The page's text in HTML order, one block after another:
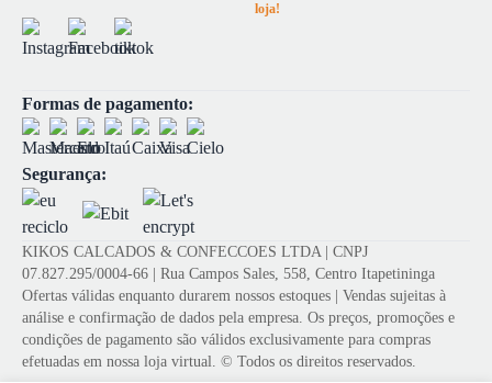
loja!
Formas de pagamento:
Segurança:
KIKOS CALCADOS & CONFECCOES LTDA | CNPJ
07.827.295/0004-66 | Rua Campos Sales, 558, Centro Itapetininga
Ofertas válidas enquanto durarem nossos estoques | Vendas sujeitas à
análise e confirmação de dados pela empresa. Os preços, promoções e
condições de pagamento são válidos exclusivamente para compras
efetuadas em nossa loja virtual. © Todos os direitos reservados.